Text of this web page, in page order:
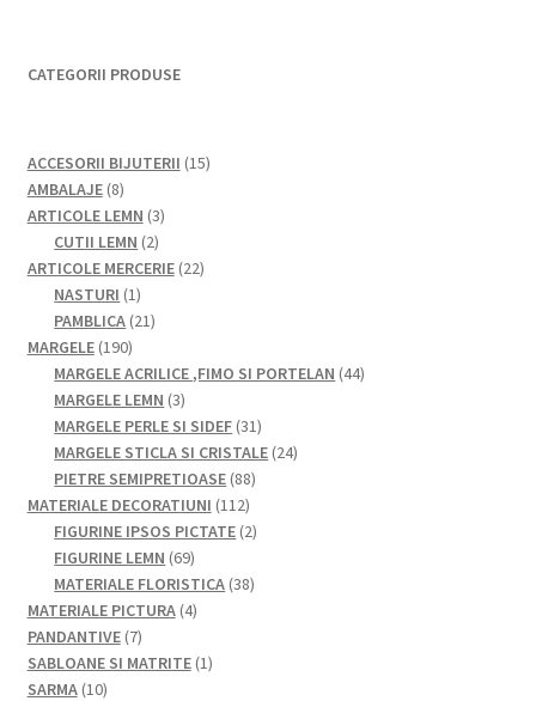
CATEGORII PRODUSE
ACCESORII BIJUTERII 1515
AMBALAJE 88
produse
ARTICOLE LEMN 33
CUTII LEMN 22
produse
ARTICOLE MERCERIE 2222
NASTURI 11
produs
PAMBLICA 2121
produse
MARGELE 190190
de
produse
MARGELE ACRILICE ,FIMO SI PORTELAN 4444
MARGELE LEMN 33
produse
MARGELE PERLE SI SIDEF 3131
de
MARGELE STICLA SI CRISTALE 2424
PIETRE SEMIPRETIOASE 8888
produse
MATERIALE DECORATIUNI 112112
produse
FIGURINE IPSOS PICTATE 22
FIGURINE LEMN 6969
de
produse
MATERIALE FLORISTICA 3838
MATERIALE PICTURA 44
PANDANTIVE 77
produse
SABLOANE SI MATRITE 11
SARMA 1010